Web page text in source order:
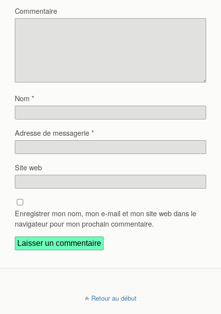
Commentaire
Nom *
Adresse de messagerie*
Site web
Enregistrer mon nom, mon e-mail et mon site web dans le
navigateur pour mon prochain commentaire.
Retour au début